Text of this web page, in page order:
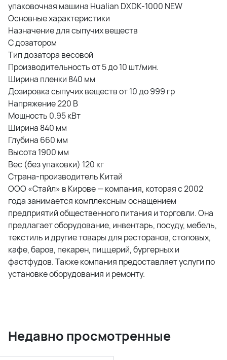
упаковочная машина Hualian DXDK-1000 NEW
Основные характеристики
Назначение для сыпучих веществ
С дозатором
Тип дозатора весовой
Производительность от 5 до 10 шт/мин.
Ширина пленки 840 мм
Дозировка сыпучих веществ от 10 до 999 гр
Напряжение 220 В
Мощность 0.95 кВт
Ширина 840 мм
Глубина 660 мм
Высота 1900 мм
Вес (без упаковки) 120 кг
Страна-производитель Китай
ООО «Стайл» в Кирове — компания, которая с 2002
года занимается комплексным оснащением
предприятий общественного питания и торговли. Она
предлагает оборудование, инвентарь, посуду, мебель,
текстиль и другие товары для ресторанов, столовых,
кафе, баров, пекарен, пиццерий, бургерных и
фастфудов. Также компания предоставляет услуги по
установке оборудования и ремонту.
Недавно просмотренные